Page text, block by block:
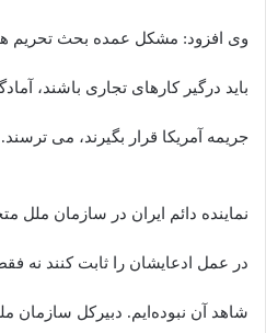
وی افزود: مشکل عمده بحث تحریم
باید درگیر کارهای تجاری باشند،
جریمه آمریکا قرار بگیرند، می ترسند.
نماینده دائم ایران در سازمان ملل
در عمل ادعایشان را ثابت کنند نه
شاهد آن نبوده‌ایم. دبیرکل سازمان